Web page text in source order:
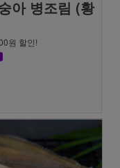
아 병조림 (황
원 할인!